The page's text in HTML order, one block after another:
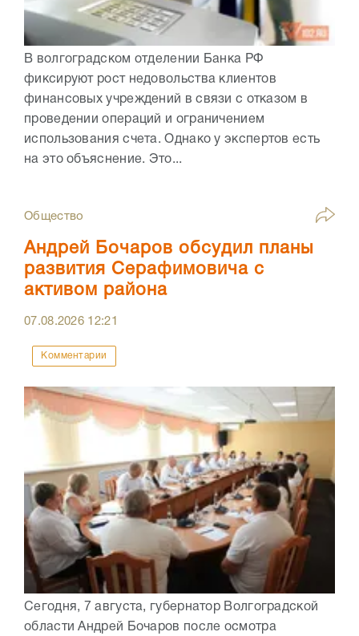
В волгоградском отделении Банка РФ
фиксируют рост недовольства клиентов
финансовых учреждений в связи с отказом в
проведении операций и ограничением
использования счета. Однако у экспертов есть
на это объяснение. Это...
Общество
Андрей Бочаров обсудил планы
развития Серафимовича с
активом района
07.08.2026 12:21
Комментарии
Сегодня, 7 августа, губернатор Волгоградской
области Андрей Бочаров после осмотра